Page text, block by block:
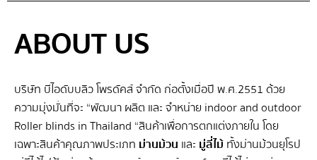
ABOUT US
บริษัท บีไอดับบลิว โพรดัคส์ จำกัด ก่อตั้งเมื่อปี พ.ศ.2551 ด้วย
ความมุ่งมั่นที่จะ “พัฒนา ผลิต และ จําหน่าย indoor and outdoor
Roller blinds in Thailand “สินค้าเพื่อการตกแต่งภายใน โดย
เฉพาะสินค้าคุณภาพประเภท ม่านม้วน และ มู่ลี่ไม้ทั้งม่านม้วนยุโรป